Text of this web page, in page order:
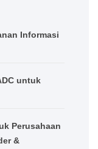
Informasi
untuk
Perusahaan
&